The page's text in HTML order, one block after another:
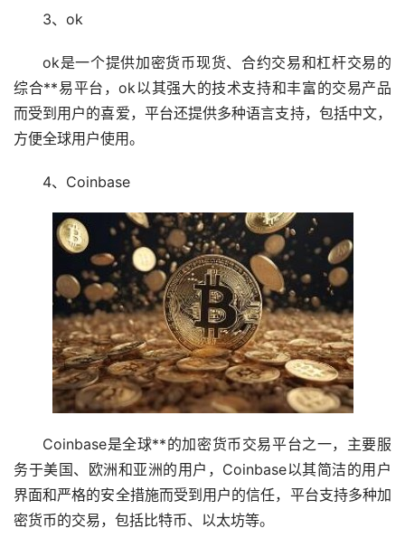
3、ok
ok是一个提供加密货币现货、合约交易和杠杆交易的
综合**易平台，ok以其强大的技术支持和丰富的交易产品
而受到用户的喜爱，平台还提供多种语言支持，包括中文，
方便全球用户使用。
4、Coinbase
Coinbase是全球**的加密货币交易平台之一，主要服
务于美国、欧洲和亚洲的用户，Coinbase以其简洁的用户
界面和严格的安全措施而受到用户的信任，平台支持多种加
密货币的交易，包括比特币、 以太坊等。